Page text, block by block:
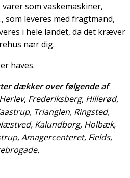
som vaskemaskiner,
som leveres med fragtmand,
i hele landet, da det kræver
nær dig.
haves.
dækker over følgende af
Frederiksberg, Hillerød,
Trianglen, Ringsted,
Kalundborg, Holbæk,
Amagercenteret, Fields,